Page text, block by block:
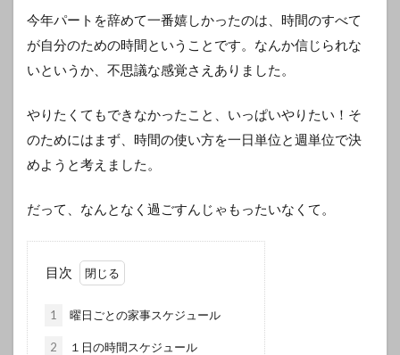
今年パートを辞めて一番嬉しかったのは、時間のすべて
が自分のための時間ということです。なんか信じられな
いというか、不思議な感覚さえありました。
やりたくてもできなかったこと、いっぱいやりたい！そ
のためにはまず、時間の使い方を一日単位と週単位で決
めようと考えました。
だって、なんとなく過ごすんじゃもったいなくて。
目次
1 曜日ごとの家事スケジュール
2 １日の時間スケジュール